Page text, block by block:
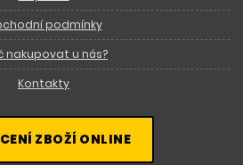
podmínky
nakupovat u nás?
Kontakty
ZBOŽÍ ONLINE